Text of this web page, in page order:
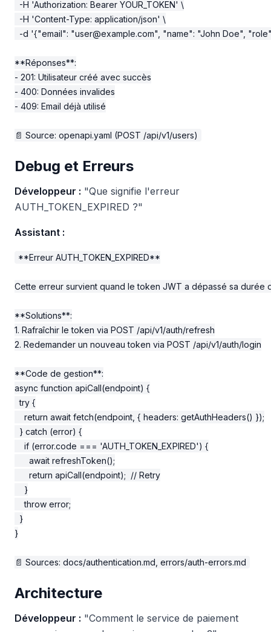
  -H 'Authorization: Bearer YOUR_TOKEN' \
  -H 'Content-Type: application/json' \
  -d '{"email": "
user@example.com", "name": "John Doe",
**Réponses**:
- 201: Utilisateur créé avec succès
- 400: Données invalides
- 409: Email déjà utilisé
Debug et Erreurs
Développeur : "Que signifie l'erreur
AUTH_TOKEN_EXPIRED ?"
Assistant :
**Erreur AUTH_TOKEN_EXPIRED**
Cette erreur survient quand le token JWT a dépassé sa durée
**Solutions**:
1. Rafraîchir le token via POST /api/v1/auth/refresh
2. Redemander un nouveau token via POST /api/v1/auth/login
**Code de gestion**:
async function apiCall(endpoint) {
  try {
    return await fetch(endpoint, { headers: getAuthHeaders() });
  } catch (error) {
    if (error.code === 'AUTH_TOKEN_EXPIRED') {
      await refreshToken();
      return apiCall(endpoint);  // Retry
    }
    throw error;
  }
}
Architecture
Développeur : "Comment le service de paiement